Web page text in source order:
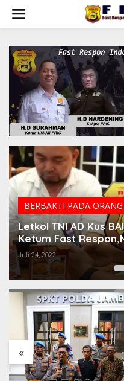
konten
BERBAKTI PADA
Letkol TNI AD Kus
Ketum Fast
Juli 24, 2022
«